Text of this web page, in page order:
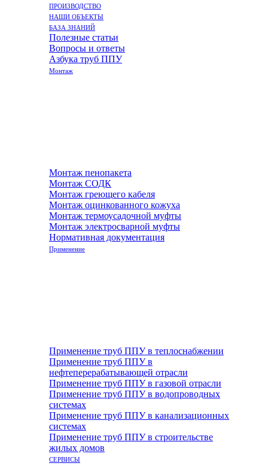
ПРОИЗВОДСТВО
НАШИ ОБЪЕКТЫ
БАЗА ЗНАНИЙ
Полезные статьи
Вопросы и ответы
Азбука труб ППУ
Монтаж
Монтаж пенопакета
Монтаж СОДК
Монтаж греющего кабеля
Монтаж оцинкованного кожуха
Монтаж термоусадочной муфты
Монтаж электросварной муфты
Нормативная документация
Применение
Применение труб ППУ в теплоснабжении
Применение труб ППУ в
нефтеперерабатывающей отрасли
Применение труб ППУ в газовой отрасли
Применение труб ППУ в водопроводных
системах
Применение труб ППУ в канализационных
системах
Применение труб ППУ в строительстве
жилых домов
СЕРВИСЫ